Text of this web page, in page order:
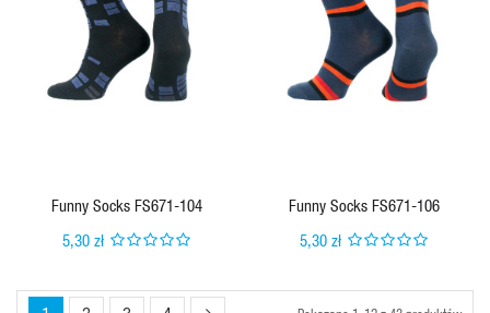
Funny Socks FS671-104
5,30 zł
Funny Socks FS671-106
5,30 zł